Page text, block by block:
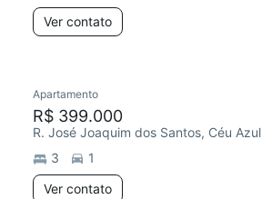
Ver contato
Apartamento
R$ 399.000
R. José Joaquim dos Santos, Céu Azul
3
1
Ver contato